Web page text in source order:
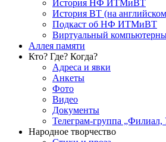
История НФ ИТМиВТ
История ВТ (на
Подкаст об НФ ИТМиВТ
Виртуальный
Аллея памяти
Кто? Где? Когда?
Адреса и явки
Анкеты
Фото
Видео
Документы
Телеграм-группа
Народное творчество